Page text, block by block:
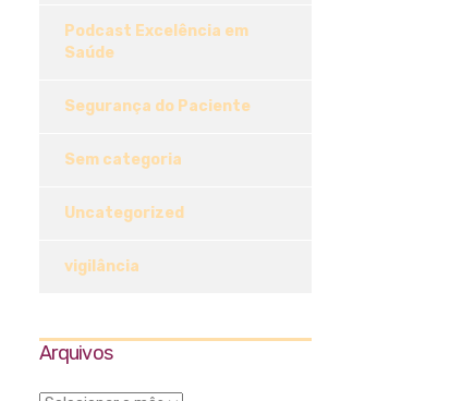
Podcast Excelência em
Saúde
Segurança do Paciente
Sem categoria
Uncategorized
vigilância
Arquivos